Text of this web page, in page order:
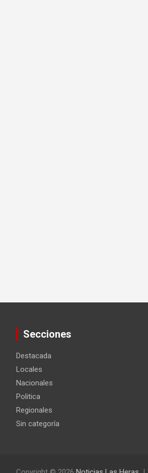
Secciones
Destacada
Locales
Nacionales
Politica
Regionales
Sin categoría